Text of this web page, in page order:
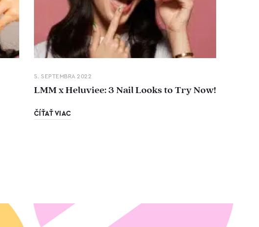
5. SEPTEMBRA 2022
LMM x Heluviee: 3 Nail Looks to Try Now!
ČÍŤAŤ VIAC